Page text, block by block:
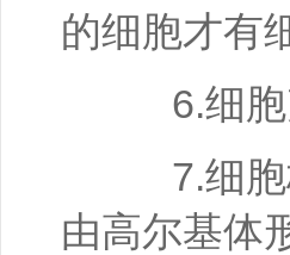
的细胞才有
6.细胞
7.细胞
由高尔基体